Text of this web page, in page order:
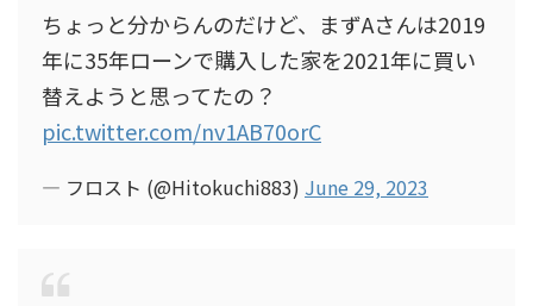
ちょっと分からんのだけど、まずAさんは2019
年に35年ローンで購入した家を2021年に買い
替えようと思ってたの？
pic.twitter.com/nv1AB70orC
— フロスト (@Hitokuchi883) June 29, 2023